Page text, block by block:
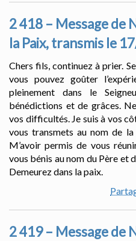
2 418 – Message de
la Paix, transmis le
Chers fils, continuez à prier.
vous pouvez goûter
pleinement dans le
bénédictions et de grâces.
vos difficultés. Je suis à vos
vous transmets au nom de
M’avoir permis de vous
vous bénis au nom du Père et
Demeurez dans la paix.
2 419 – Message de